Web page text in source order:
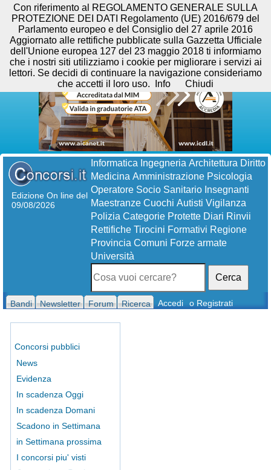
Edizione On line del
09/08/2026
Informatica Ingegneria Architettura Diritto
Medicina Amministrazione Psicologia
Operatore Socio Sanitario Insegnanti
Maestranze Cuochi Autisti Vigilanza
Polizia Categorie Protette Diari Rinvii
Rettifiche Tirocini Formativi Regione
Provincia Comuni Forze armate
Università
Cerca
Bandi Newsletter Forum Ricerca Accedi o Registrati
Concorsi pubblici
News
Evidenza
In scadenza Oggi
In scadenza Domani
Scadono in Settimana
in Settimana prossima
I concorsi piu' visti
Con riferimento al REGOLAMENTO GENERALE SULLA
PROTEZIONE DEI DATI Regolamento (UE) 2016/679 del
Parlamento europeo e del Consiglio del 27 aprile 2016
Aggiornato alle rettifiche pubblicate sulla Gazzetta Ufficiale
dell'Unione europea 127 del 23 maggio 2018 ti informiamo
che i nostri siti utilizziamo i cookie per migliorare i servizi ai
lettori. Se decidi di continuare la navigazione consideriamo
che accetti il loro uso.
Info Chiudi